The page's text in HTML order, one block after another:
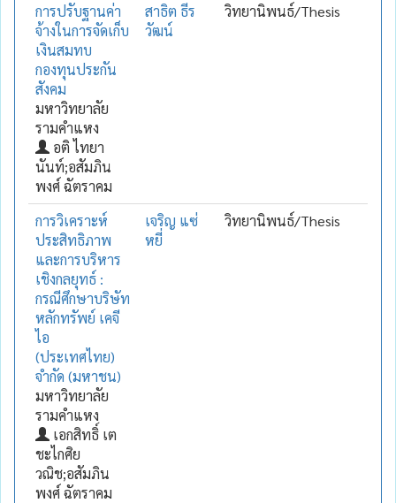
การปรับฐานค่า
จ้างในการจัดเก็บ
เงินสมทบ
กองทุนประกัน
สังคม
มหาวิทยาลัย
รามคำแหง
อติ ไทยา
นันท์;อสัมภิน
พงศ์ ฉัตราคม
สาธิต ธีร
วัฒน์
วิทยานิพนธ์/Thesis
การวิเคราะห์
ประสิทธิภาพ
และการบริหาร
เชิงกลยุทธ์ :
กรณีศึกษาบริษัท
หลักทรัพย์ เคจี
ไอ
(ประเทศไทย)
จำกัด (มหาชน)
มหาวิทยาลัย
รามคำแหง
เอกสิทธิ์ เต
ชะไกศิย
วณิช;อสัมภิน
พงศ์ ฉัตราคม
เจริญ แซ่
หยี่
วิทยานิพนธ์/Thesis